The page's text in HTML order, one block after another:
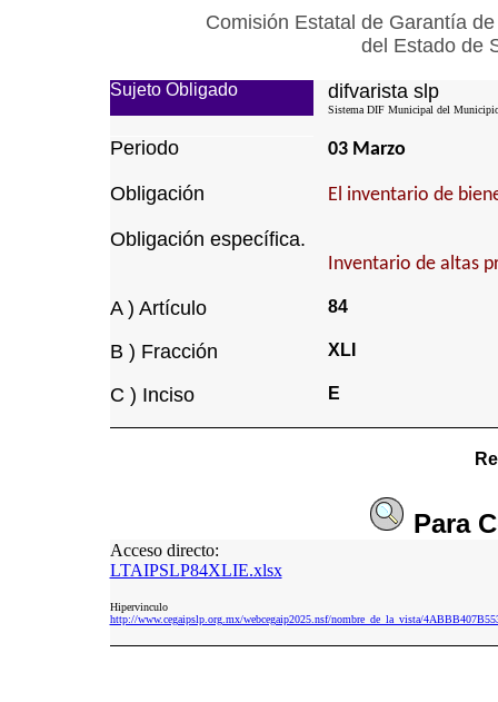
Comisión Estatal de Garantía
del Estado de
Sujeto Obligado difvarista slp
Sistema DIF Municipal del
Periodo 03 Marzo
Obligación El inventario de
Obligación específica.
Inventario de altas
A ) Artículo 84
B ) Fracción XLI
C ) Inciso E
Para
Acceso directo:
LTAIPSLP84XLIE.xlsx
Hipervinculo
http://www.cegaipslp.org.mx/webcegaip2025.nsf/nombre_de_la_vista/